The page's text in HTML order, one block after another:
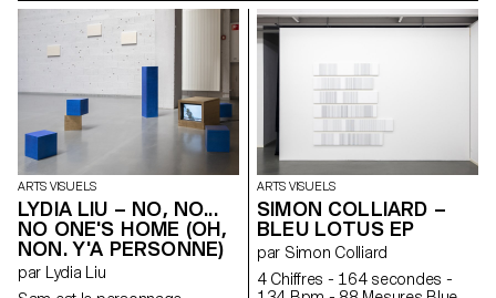
machine, un accélérateur
d’histoires.
ARTS VISUELS
LYDIA LIU – NO, NO...
NO ONE'S HOME (OH,
NON. Y'A PERSONNE)
par Lydia Liu
ARTS VISUELS
SIMON COLLIARD –
BLEU LOTUS EP
par Simon Colliard
4 Chiffres - 164 secondes -